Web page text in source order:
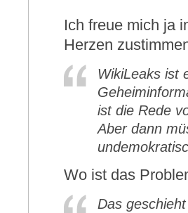
Ich freue mich ja
Herzen
WikiLeaks ist
ist die Rede
Aber dann
Wo ist das
Das